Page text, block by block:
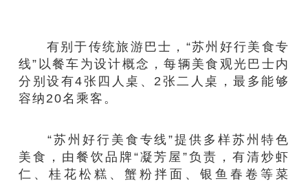
有别于传统旅游巴士，“苏州好行美食专
线”以餐车为设计概念，每辆美食观光巴士内
分别设有4张四人桌、2张二人桌，最多能够
容纳20名乘客。
“苏州好行美食专线”提供多样苏州特色
美食，由餐饮品牌“凝芳屋”负责，有清炒虾
仁、桂花松糕、蟹粉拌面、银鱼春卷等菜